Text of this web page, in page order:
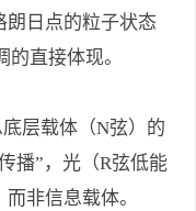
朗日点的粒子状态
直接体现。
层载体（N弦）的
播”，光（R弦低能
非信息载体。